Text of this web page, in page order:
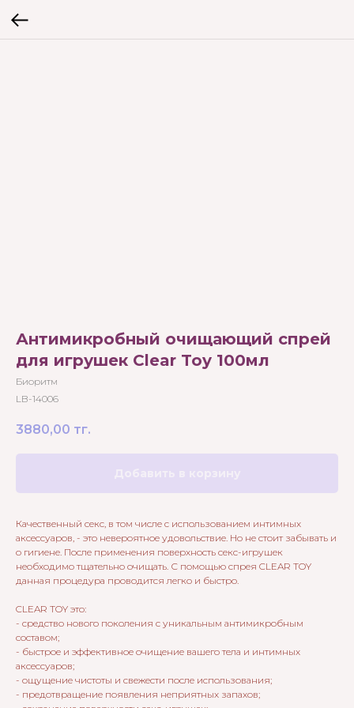
Антимикробный очищающий спрей
для игрушек Сlear Toy 100мл
Биоритм
LB-14006
3880,00 тг.
Качественный секс, в том числе с использованием интимных
аксессуаров, - это невероятное удовольствие. Но не стоит забывать и
о гигиене. После применения поверхность секс-игрушек
необходимо тщательно очищать. С помощью спрея CLEAR TOY
данная процедура проводится легко и быстро.
CLEAR TOY это:
- средство нового поколения с уникальным антимикробным
составом;
- быстрое и эффективное очищение вашего тела и интимных
аксессуаров;
- ощущение чистоты и свежести после использования;
- предотвращение появления неприятных запахов;